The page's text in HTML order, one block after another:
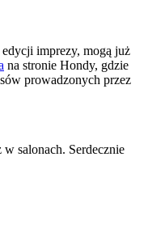
imprezy, mogą już
na stronie Hondy, gdzie
prowadzonych przez
w salonach. Serdecznie